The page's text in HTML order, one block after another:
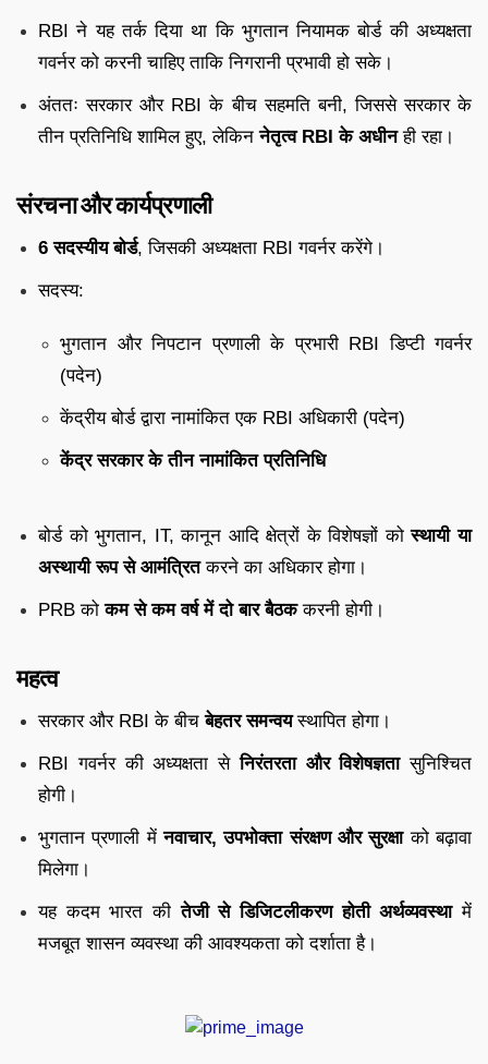
RBI ने यह तर्क दिया था कि भुगतान नियामक बोर्ड की अध्यक्षता
गवर्नर को करनी चाहिए ताकि निगरानी प्रभावी हो सके।
अंततः सरकार और RBI के बीच सहमति बनी, जिससे सरकार के
तीन प्रतिनिधि शामिल हुए, लेकिननेतृत्व RBI के अधीनही रहा।
संरचना और कार्यप्रणाली
6 सदस्यीय बोर्ड, जिसकी अध्यक्षता RBI गवर्नर करेंगे।
सदस्य:
भुगतान और निपटान प्रणाली के प्रभारी RBI डिप्टी गवर्नर
(पदेन)
केंद्रीय बोर्ड द्वारा नामांकित एक RBI अधिकारी (पदेन)
केंद्र सरकार के तीन नामांकित प्रतिनिधि
बोर्ड को भुगतान, IT, कानून आदि क्षेत्रों के विशेषज्ञों कोस्थायी या
अस्थायी रूप से आमंत्रितकरने का अधिकार होगा।
PRB कोकम से कम वर्ष में दो बार बैठककरनी होगी।
महत्व
सरकार और RBI के बीचबेहतर समन्वयस्थापित होगा।
RBI गवर्नर की अध्यक्षता सेनिरंतरता और विशेषज्ञतासुनिश्चित
होगी।
भुगतान प्रणाली मेंनवाचार, उपभोक्ता संरक्षण और सुरक्षाको बढ़ावा
मिलेगा।
यह कदम भारत कीतेजी से डिजिटलीकरण होती अर्थव्यवस्थामें
मजबूत शासन व्यवस्था की आवश्यकता को दर्शाता है।